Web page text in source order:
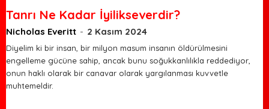
Tanrı Ne Kadar İyilikseverdir?
Nicholas Everitt - 2 Kasım 2024
Diyelim ki bir insan, bir milyon masum insanın öldürülmesini
engelleme gücüne sahip, ancak bunu soğukkanlılıkla reddediyor,
onun haklı olarak bir canavar olarak yargılanması kuvvetle
muhtemeldir.